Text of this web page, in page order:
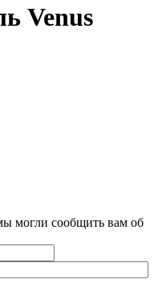
Venus
могли сообщить вам об